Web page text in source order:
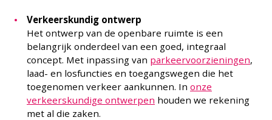
Verkeerskundig ontwerp
Het ontwerp van de openbare ruimte is een
belangrijk onderdeel van een goed, integraal
concept. Met inpassing van parkeervoorzieningen,
laad- en losfuncties en toegangswegen die het
toegenomen verkeer aankunnen. Inonze
verkeerskundige ontwerpen houden we rekening
met al die zaken.